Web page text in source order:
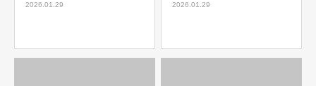
2026.01.29 2026.01.29